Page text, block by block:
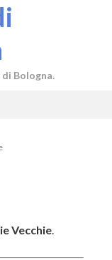
Bologna.
Vecchie.